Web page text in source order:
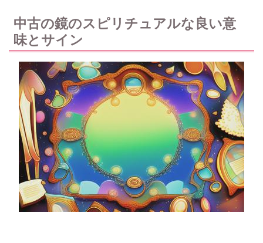
中古の鏡のスピリチュアルな良い意
味とサイン